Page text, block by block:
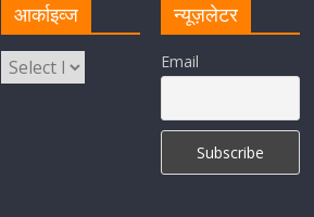
मुख्यमंत्री पुष्कर सिंह धामी ने एनडीआरएफ बटालियन गदरपुर का
किया भ्रमण, जवानों से संवाद कर आपदा प्रबंधन व्यवस्थाओं की ली
जानकारी
आर्काइव्ज न्यूज़लेटर
Email